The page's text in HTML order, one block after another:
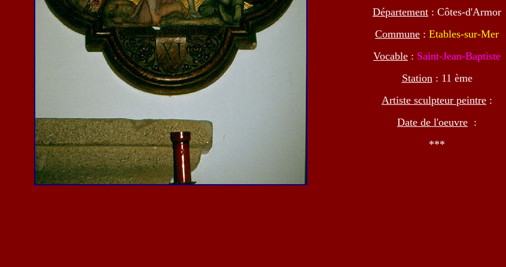
Département : Côtes-d'Armor
Commune : Etables-sur-Mer
Vocable : Saint-Jean-Baptiste
Station: 11 ème
Artiste sculpteur peintre :
Date de l'oeuvre :
***